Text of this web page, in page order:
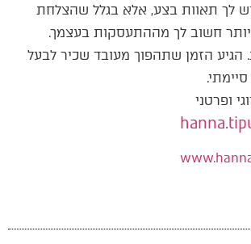
יש לך תאוות בצע, אלא בגלל שהצלחת
חשוב לך מההתעסקות בעצמך.
הגיע הזמן שתהפוך מעובד שכיר לבעל
ופרטני